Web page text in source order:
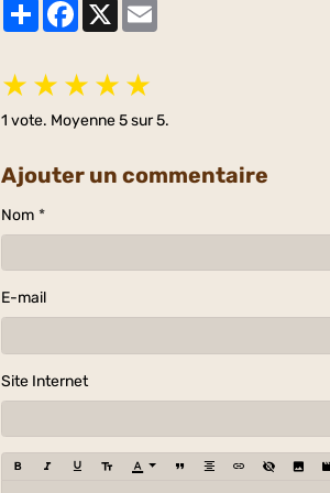
PartagerFacebook
X
★ ★ ★ ★ ★
1 vote. Moyenne5sur 5.
Ajouter un commentaire
Nom
E-mail
Site Internet